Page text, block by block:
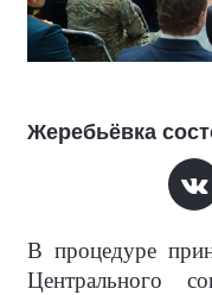
Жеребьёвка
В процедуре
Центрального